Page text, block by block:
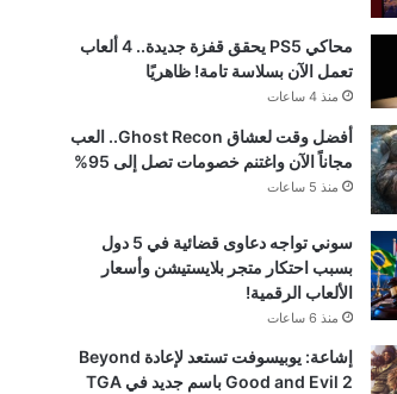
محاكي PS5 يحقق قفزة جديدة.. 4 ألعاب
تعمل الآن بسلاسة تامة! ظاهريًا
منذ 4 ساعات
أفضل وقت لعشاق Ghost Recon.. العب
مجاناً الآن واغتنم خصومات تصل إلى 95%
منذ 5 ساعات
سوني تواجه دعاوى قضائية في 5 دول
بسبب احتكار متجر بلايستيشن وأسعار
الألعاب الرقمية!
منذ 6 ساعات
إشاعة: يوبيسوفت تستعد لإعادة Beyond
Good and Evil 2 باسم جديد في TGA